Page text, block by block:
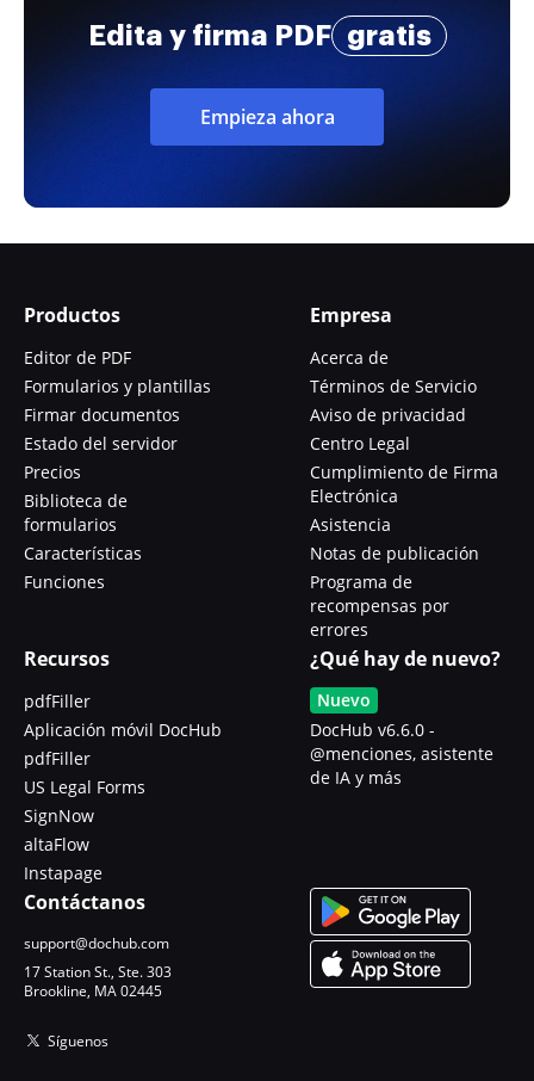
Edita y firma PDF gratis
Empieza ahora
Productos
Editor de PDF
Formularios y plantillas
Firmar documentos
Estado del servidor
Precios
Biblioteca de
formularios
Características
Funciones
Empresa
Acerca de
Términos de Servicio
Aviso de privacidad
Centro Legal
Cumplimiento de Firma
Electrónica
Asistencia
Notas de publicación
Programa de
recompensas por
errores
Recursos
pdfFiller
Aplicación móvil DocHub
pdfFiller
US Legal Forms
SignNow
altaFlow
Instapage
¿Qué hay de nuevo?
Nuevo
DocHub v6.6.0 -
@menciones, asistente
de IA y más
Contáctanos
support@dochub.com
17 Station St., Ste. 303
Brookline, MA 02445
Síguenos